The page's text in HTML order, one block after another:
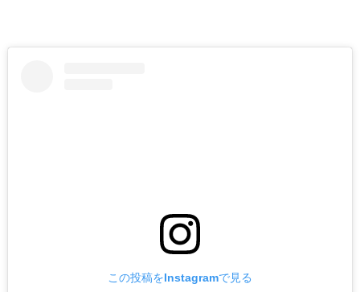
この投稿をInstagramで見る